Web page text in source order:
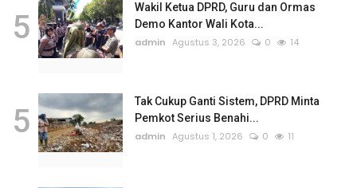
5
Wakil Ketua DPRD, Guru dan Ormas
Demo Kantor Wali Kota...
admin Agustus 3, 2026 0 14
5
Tak Cukup Ganti Sistem, DPRD Minta
Pemkot Serius Benahi...
admin Agustus 1, 2026 0 11